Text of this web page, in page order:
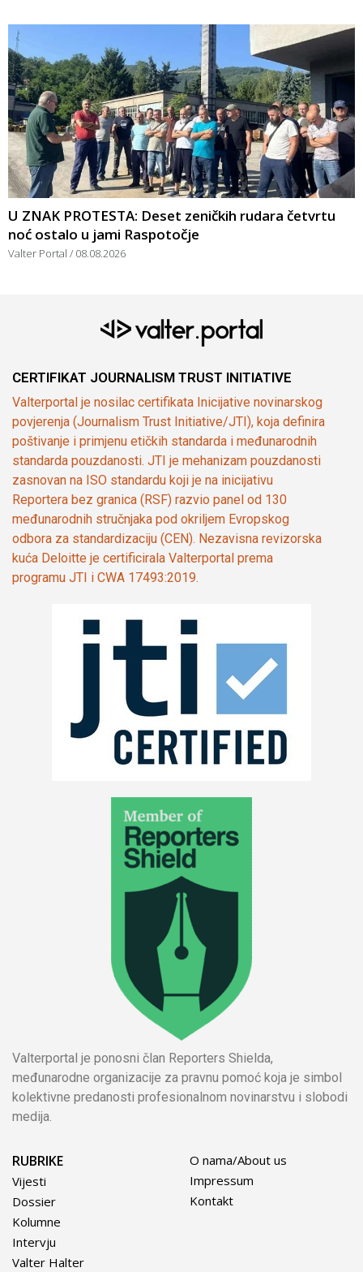
U ZNAK PROTESTA: Deset zeničkih rudara četvrtu
noć ostalo u jami Raspotočje
Valter Portal 08.08.2026
CERTIFIKAT JOURNALISM TRUST INITIATIVE
Valterportal je nosilac certifikata Inicijative novinarskog
povjerenja (Journalism Trust Initiative/JTI), koja definira
poštivanje i primjenu etičkih standarda i međunarodnih
standarda pouzdanosti. JTI je mehanizam pouzdanosti
zasnovan na ISO standardu koji je na inicijativu
Reportera bez granica (RSF) razvio panel od 130
međunarodnih stručnjaka pod okriljem Evropskog
odbora za standardizaciju (CEN). Nezavisna revizorska
kuća Deloitte je certificirala Valterportal prema
programu JTI i CWA 17493:2019.
Valterportal je ponosni član Reporters Shielda,
međunarodne organizacije za pravnu pomoć koja je simbol
kolektivne predanosti profesionalnom novinarstvu i slobodi
medija.
RUBRIKE
Vijesti
Dossier
Kolumne
Intervju
Valter Halter
O nama/About us
Impressum
Kontakt